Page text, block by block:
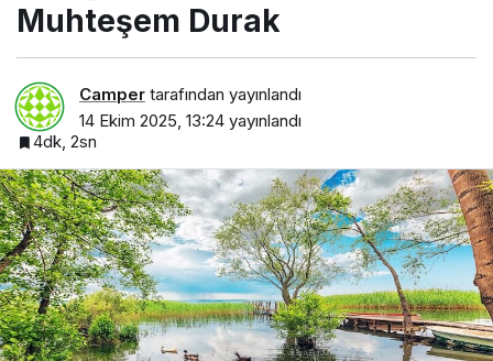
Muhteşem Durak
Camper tarafından yayınlandı
14 Ekim 2025, 13:24 yayınlandı
4dk, 2sn